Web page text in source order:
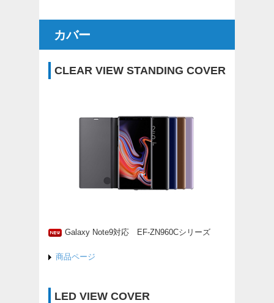
カバー
CLEAR VIEW STANDING COVER
Galaxy Note9対応 EF-ZN960Cシリーズ
商品ページ
LED VIEW COVER